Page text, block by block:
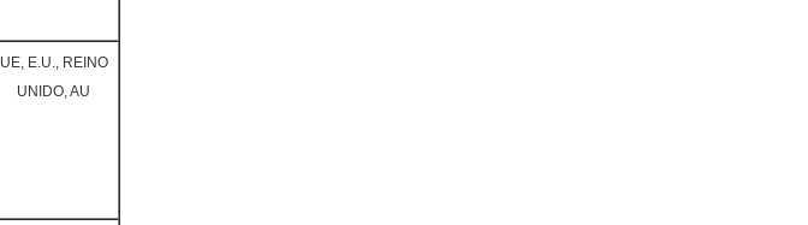
UE, E.U., REINO
UNIDO, AU